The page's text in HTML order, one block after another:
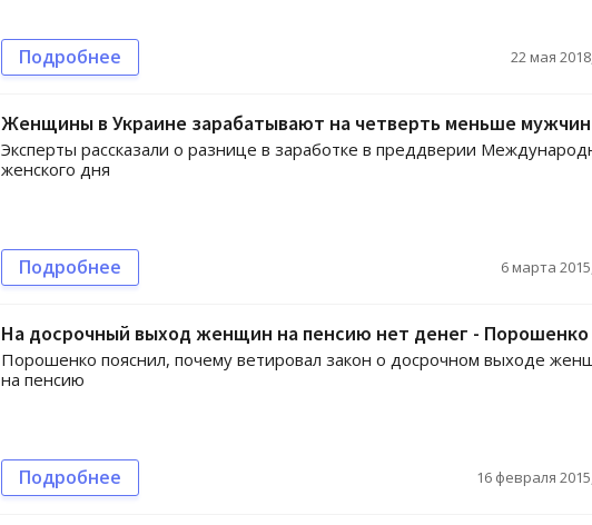
Подробнее 22 мая
Женщины в Украине зарабатывают на четверть меньше мужчин
Эксперты рассказали о разнице в заработке в преддверии
женского дня
Подробнее 6 марта
На досрочный выход женщин на пенсию нет денег - Порошенко
Порошенко пояснил, почему ветировал закон о досрочном выходе
на пенсию
Подробнее 16 февраля